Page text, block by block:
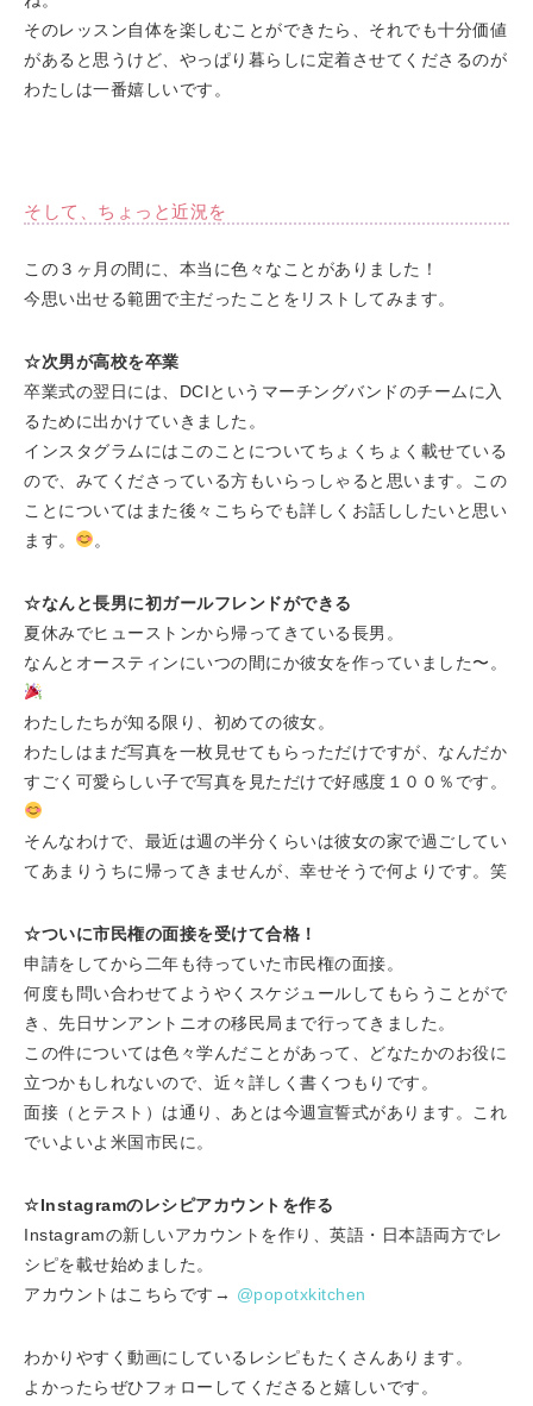
そのレッスン自体を楽しむことができたら、それでも十分価値
があると思うけど、やっぱり暮らしに定着させてくださるのが
わたしは一番嬉しいです。
そして、ちょっと近況を
この３ヶ月の間に、本当に色々なことがありました！
今思い出せる範囲で主だったことをリストしてみます。
☆次男が高校を卒業
卒業式の翌日には、DCIというマーチングバンドのチームに入
るために出かけていきました。
インスタグラムにはこのことについてちょくちょく載せている
ので、みてくださっている方もいらっしゃると思います。この
ことについてはまた後々こちらでも詳しくお話ししたいと思い
ます。
。
☆なんと長男に初ガールフレンドができる
夏休みでヒューストンから帰ってきている長男。
なんとオースティンにいつの間にか彼女を作っていました〜。
わたしたちが知る限り、初めての彼女。
わたしはまだ写真を一枚見せてもらっただけですが、なんだか
すごく可愛らしい子で写真を見ただけで好感度１００％です。
そんなわけで、最近は週の半分くらいは彼女の家で過ごしてい
てあまりうちに帰ってきませんが、幸せそうで何よりです。笑
☆ついに市民権の面接を受けて合格！
申請をしてから二年も待っていた市民権の面接。
何度も問い合わせてようやくスケジュールしてもらうことがで
き、先日サンアントニオの移民局まで行ってきました。
この件については色々学んだことがあって、どなたかのお役に
立つかもしれないので、近々詳しく書くつもりです。
面接（とテスト）は通り、あとは今週宣誓式があります。これ
でいよいよ米国市民に。
☆Instagramのレシピアカウントを作る
Instagramの新しいアカウントを作り、英語・日本語両方でレ
シピを載せ始めました。
アカウントはこちらです→ @popotxkitchen
わかりやすく動画にしているレシピもたくさんあります。
よかったらぜひフォローしてくださると嬉しいです。